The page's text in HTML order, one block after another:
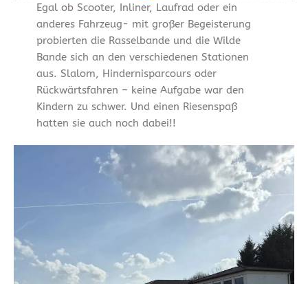
Egal ob Scooter, Inliner, Laufrad oder ein
anderes Fahrzeug- mit großer Begeisterung
probierten die Rasselbande und die Wilde
Bande sich an den verschiedenen Stationen
aus. Slalom, Hindernisparcours oder
Rückwärtsfahren – keine Aufgabe war den
Kindern zu schwer. Und einen Riesenspaß
hatten sie auch noch dabei!!